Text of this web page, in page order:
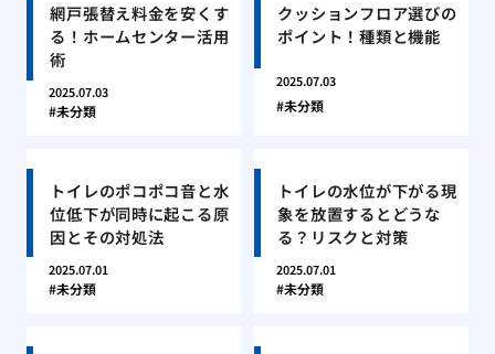
網戸張替え料金を安くす
る！ホームセンター活用
術
2025.07.03
未分類
クッションフロア選びの
ポイント！種類と機能
2025.07.03
未分類
トイレのポコポコ音と水
位低下が同時に起こる原
因とその対処法
2025.07.01
未分類
トイレの水位が下がる現
象を放置するとどうな
る？リスクと対策
2025.07.01
未分類